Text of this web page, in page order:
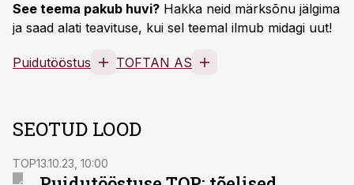
See teema pakub huvi? Hakka neid märksõnu jälgima
ja saad alati teavituse, kui sel teemal ilmub midagi uut!
Puidutööstus TOFTAN AS
SEOTUD LOOD
TOP13.10.23, 10:00